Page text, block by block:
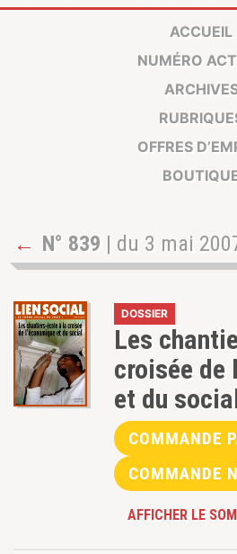
ACCUEIL
NUMÉRO
OFFRES
← N° 839 | du 3 mai
DOSSIER
Les
croisée de
et du
COMMANDE
COMMANDE
AFFICHER LE